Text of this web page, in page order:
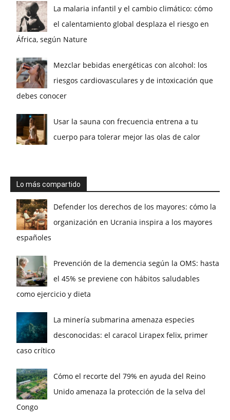
La malaria infantil y el cambio climático: cómo
el calentamiento global desplaza el riesgo en
África, según Nature
Mezclar bebidas energéticas con alcohol: los
riesgos cardiovasculares y de intoxicación que
debes conocer
Usar la sauna con frecuencia entrena a tu
cuerpo para tolerar mejor las olas de calor
Lo más compartido
Defender los derechos de los mayores: cómo la
organización en Ucrania inspira a los mayores
españoles
Prevención de la demencia según la OMS: hasta
el 45% se previene con hábitos saludables
como ejercicio y dieta
La minería submarina amenaza especies
desconocidas: el caracol Lirapex felix, primer
caso crítico
Cómo el recorte del 79% en ayuda del Reino
Unido amenaza la protección de la selva del
Congo